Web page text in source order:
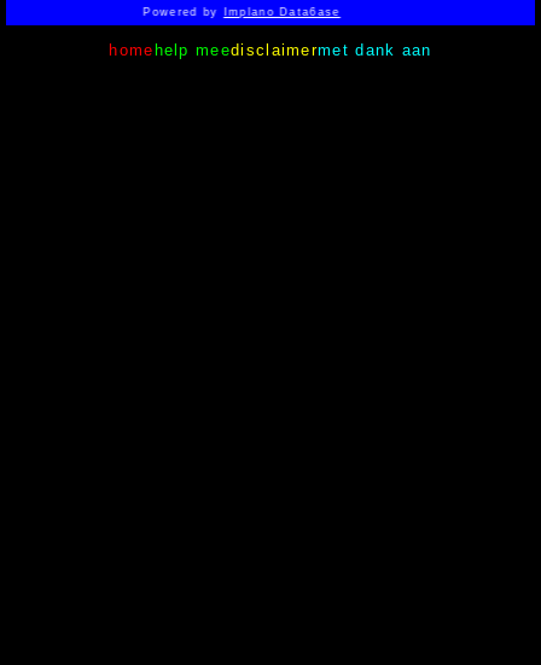
Powered byImplano Data6ase
homehelp meedisclaimermet dank aan